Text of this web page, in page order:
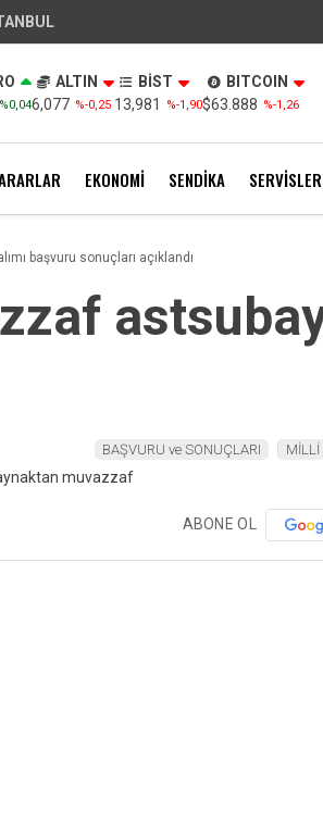
%0,04
ALTIN
6,077 %-0,25
BİST
13,981
%-1,90
BITCOIN
$63.888 %-1,26
EKONOMİ SENDİKA SERVİSLER
başvuru sonuçları açıklandı
BAŞVURU ve SONUÇLARI MİLLİ
ABONE OL